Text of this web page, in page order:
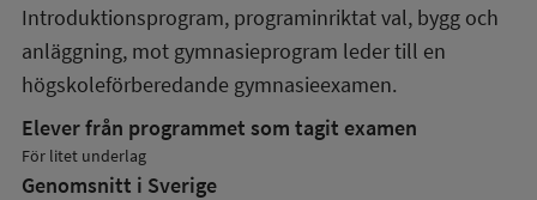
Introduktionsprogram, programinriktat val, bygg och
anläggning, mot gymnasieprogram leder till en
högskoleförberedande gymnasieexamen.
Elever från programmet som tagit examen
För litet underlag
Genomsnitt i Sverige